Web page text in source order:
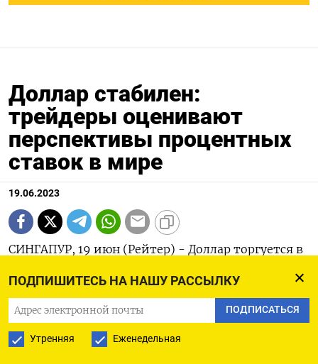
ПОДПИШИТЕСЬ НА НАШУ РАССЫЛКУ
ПОДПИСАТЬСЯ
Утренняя Еженедельная
Доллар стабилен:
трейдеры оценивают
перспективы процентных
ставок в мире
19.06.2023
СИНГАПУР, 19 июн (Рейтер) - Доллар торгуется в
инвесторы пытаются оценить дальнейший путь
денежно-кредитной политики после заседаний
ряда центральных банков на прошлой неделе.